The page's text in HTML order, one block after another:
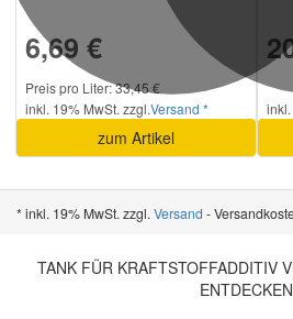
6,69 €
Preis pro Liter: 33,45 €
inkl. 19% MwSt. zzgl.Versand *
zum Artikel
* inkl. 19% MwSt. zzgl. Versand -
TANK FÜR KRAFTSTOFFADDITIV
ENTDECKEN